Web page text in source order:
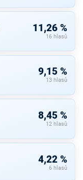
11,26 %
16 hlasů
9,15 %
13 hlasů
8,45 %
12 hlasů
4,22 %
6 hlasů